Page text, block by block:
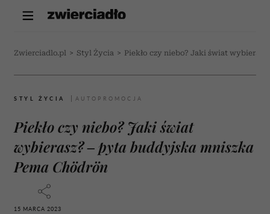
Zwierciadlo.pl > Styl Życia > Piekło czy niebo? Jaki świat
STYL ŻYCIA
Piekło czy niebo? Jaki świat
wybierasz? – pyta buddyjska mniszka
Pema Chödrön
15 MARCA 2023